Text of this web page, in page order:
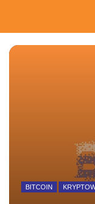
BITCOIN